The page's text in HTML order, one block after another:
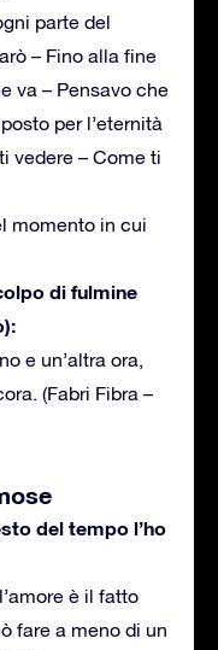
parte del
– Fino alla fine
va – Pensavo che
per l’eternità
vedere – Come ti
momento in cui
di fulmine
e un’altra ora,
(Fabri Fibra –
del tempo l’ho
è il fatto
fare a meno di un